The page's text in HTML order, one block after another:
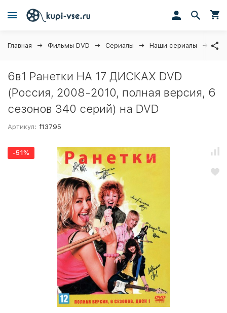
Главная Фильмы DVD Сериалы Наши сериалы 6в1
6в1 Ранетки НА 17 ДИСКАХ DVD
(Россия, 2008-2010, полная версия, 6
сезонов 340 серий) на DVD
Артикул: f13795
-51%